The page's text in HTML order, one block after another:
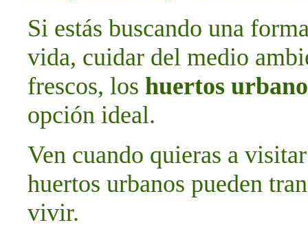
Si estás buscando una
vida, cuidar del medio
frescos, los huertos
opción ideal.
Ven cuando quieras a
huertos urbanos pueden
vivir.